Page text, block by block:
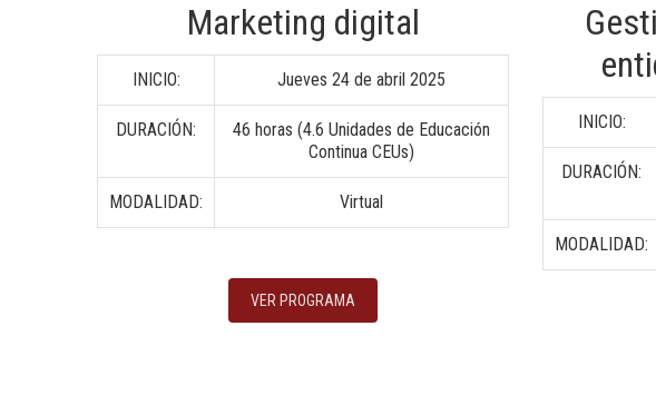
Marketing digital
INICIO: Jueves 24 de abril 2025
DURACIÓN:
46 horas (4.6 Unidades de Educación
Continua CEUs)
MODALIDAD: Virtual
VER PROGRAMA
INICIO:
DURACIÓN:
MODALIDAD: